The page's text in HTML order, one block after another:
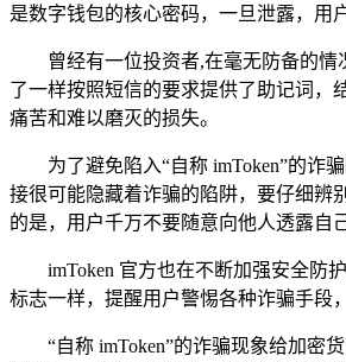
是数字钱包的核心密码，一旦泄露，用
曾经有一位投资者,在毫无防备的
了一样按照短信的要求提供了助记词，
痛苦和难以磨灭的损失。
为了避免陷入“自称 imToken”的诈
接很可能隐藏着诈骗的陷阱，要仔细辨
的是，用户千万不要随意向他人透露自
imToken 官方也在不断加强安全防
标志一样，提醒用户警惕各种诈骗手段
“自称 imToken”的诈骗现象给加密